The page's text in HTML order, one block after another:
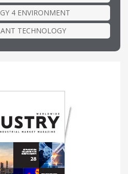
4 ENVIRONMENT
TECHNOLOGY